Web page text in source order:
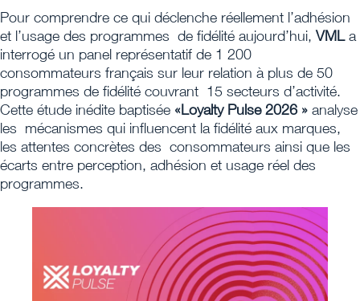
Pour comprendre ce qui déclenche réellement l’adhésion
et l’usage des programmes de fidélité aujourd’hui,VMLa
interrogé un panel représentatif de 1 200
consommateurs français sur leur relation à plus de 50
programmes de fidélité couvrant 15 secteurs d’activité.
Cette étude inédite baptisée «Loyalty Pulse 2026 » analyse
les mécanismes qui influencent la fidélité aux marques,
les attentes concrètes des consommateurs ainsi que les
écarts entre perception, adhésion et usage réel des
programmes.